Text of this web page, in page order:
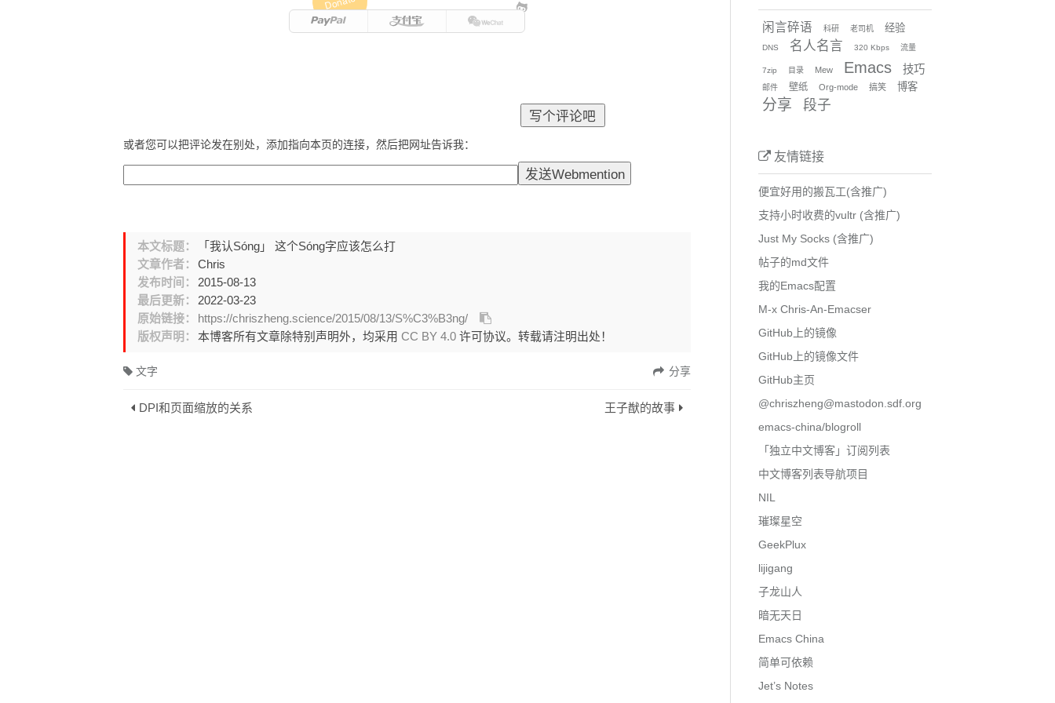
或者您可以把评论发在别处，添加指向本页的连接，然后把网址告诉我：
本文标题：
「我认Sóng」 这个Sóng字应该怎么打
文章作者：
Chris
发布时间：
2015-08-13
最后更新：
2022-03-23
原始链接：
https://chriszheng.science/2015/08/13/S%C3%B3ng/
版权声明：
本博客所有文章除特别声明外，均采用CC BY 4.0 许可协议。转载请注明出处！
分享
文字
DPI和页面缩放的关系 王子猷的故事
闲言碎语 科研 老司机 经验
DNS 名人名言 320 Kbps 流量
7zip 目录 Mew Emacs 技巧
邮件 壁纸 Org-mode 搞笑 博客
分享 段子
友情链接
便宜好用的搬瓦工(含推广)
支持小时收费的vultr (含推广)
Just My Socks (含推广)
帖子的md文件
我的Emacs配置
M-x Chris-An-Emacser
GitHub上的镜像
GitHub上的镜像文件
GitHub主页
@chriszheng@mastodon.sdf.org
emacs-china/blogroll
「独立中文博客」订阅列表
中文博客列表导航项目
NIL
璀璨星空
GeekPlux
lijigang
子龙山人
暗无天日
Emacs China
简单可依赖
Jet’s Notes